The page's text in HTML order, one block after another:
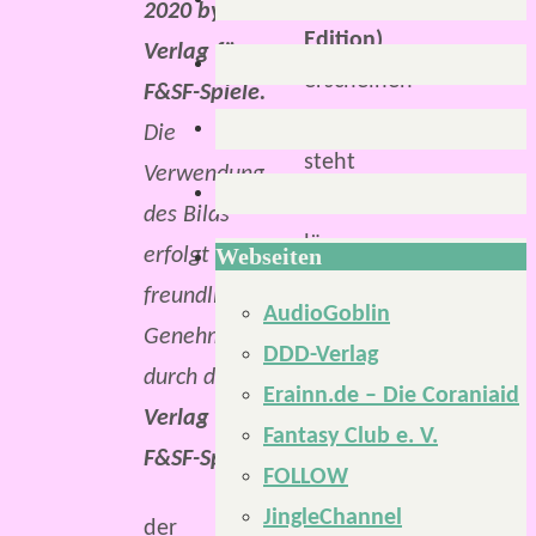
2020 by
Verlag für
F&SF-Spiele.
Die
Verwendung
des Bilds
erfolgt mit
freundlicher
Genehmigung
durch den
Verlag für
F&SF-Spiele.
Edition)
erscheinen
steht
länger
Unter
anderem
wurde
das
auf
der
Webseiten
AudioGoblin
DDD-Verlag
Erainn.de – Die Coraniaid
Fantasy Club e. V.
FOLLOW
JingleChannel